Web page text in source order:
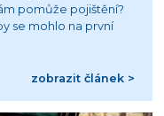
pomůže pojištění?
se mohlo na první
zobrazit článek >